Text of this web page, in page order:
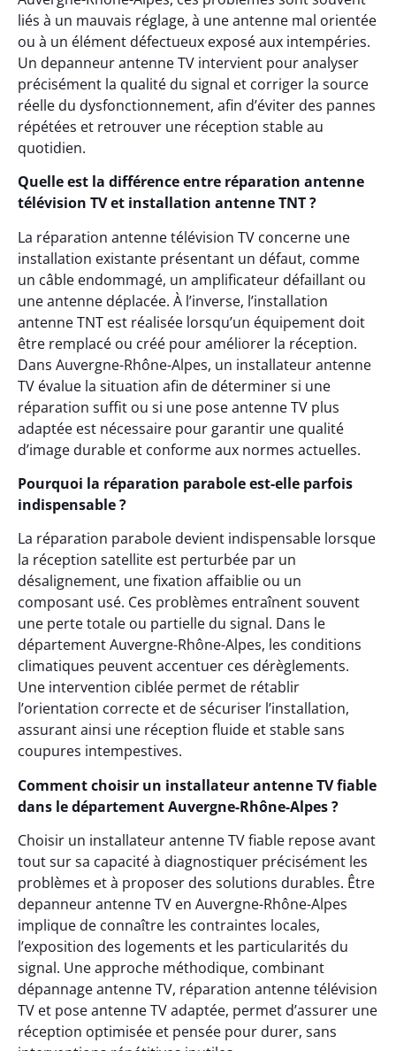
liés à un mauvais réglage, à une antenne mal orientée
ou à un élément défectueux exposé aux intempéries.
Un depanneur antenne TV intervient pour analyser
précisément la qualité du signal et corriger la source
réelle du dysfonctionnement, afin d’éviter des pannes
répétées et retrouver une réception stable au
quotidien.
Quelle est la différence entre réparation antenne
télévision TV et installation antenne TNT ?
La réparation antenne télévision TV concerne une
installation existante présentant un défaut, comme
un câble endommagé, un amplificateur défaillant ou
une antenne déplacée. À l’inverse, l’installation
antenne TNT est réalisée lorsqu’un équipement doit
être remplacé ou créé pour améliorer la réception.
Dans Auvergne-Rhône-Alpes, un installateur antenne
TV évalue la situation afin de déterminer si une
réparation suffit ou si une pose antenne TV plus
adaptée est nécessaire pour garantir une qualité
d’image durable et conforme aux normes actuelles.
Pourquoi la réparation parabole est-elle parfois
indispensable ?
La réparation parabole devient indispensable lorsque
la réception satellite est perturbée par un
désalignement, une fixation affaiblie ou un
composant usé. Ces problèmes entraînent souvent
une perte totale ou partielle du signal. Dans le
département Auvergne-Rhône-Alpes, les conditions
climatiques peuvent accentuer ces dérèglements.
Une intervention ciblée permet de rétablir
l’orientation correcte et de sécuriser l’installation,
assurant ainsi une réception fluide et stable sans
coupures intempestives.
Comment choisir un installateur antenne TV fiable
dans le département Auvergne-Rhône-Alpes ?
Choisir un installateur antenne TV fiable repose avant
tout sur sa capacité à diagnostiquer précisément les
problèmes et à proposer des solutions durables. Être
depanneur antenne TV en Auvergne-Rhône-Alpes
implique de connaître les contraintes locales,
l’exposition des logements et les particularités du
signal. Une approche méthodique, combinant
dépannage antenne TV, réparation antenne télévision
TV et pose antenne TV adaptée, permet d’assurer une
réception optimisée et pensée pour durer, sans